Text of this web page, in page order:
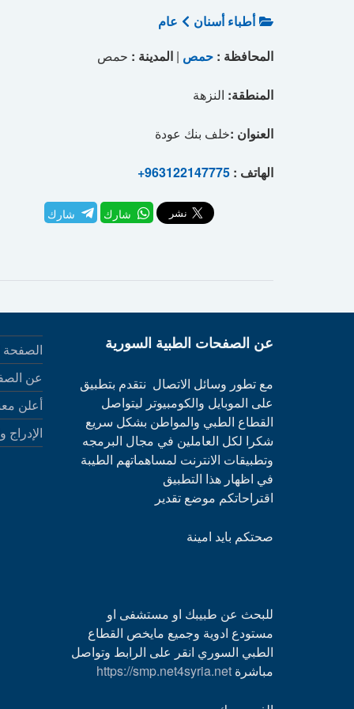
أطباء أسنان
عام
المحافظة : حمص | المدينة : حمص
المنطقة: النزهة
العنوان :خلف بنك عودة
الهاتف : +963122147775
شارك شارك
عن الصفحات الطبية السورية
مع تطور وسائل الاتصال نتقدم بتطبيق
على الموبايل والكومبيوتر ليتواصل
القطاع الطبي والمواطن بشكل سريع
شكرا لكل العاملين في مجال البرمجه
وتطبيقات الانترنت لمساهماتهم الطيبة
في اظهار هذا التطبيق
اقتراحاتكم موضع تقدير
صحتكم بايد امينة
للبحث عن طبيبك او مستشفى او
مستودع ادوية وجميع مايخص القطاع
الطبي السوري انقر على الرابط وتواصل
مباشرة https://smp.net4syria.net
الصفحة
عن
أعلن
الإدراج